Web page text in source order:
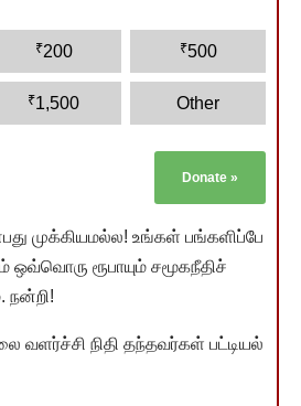
₹200 ₹500
₹1,500 Other
Donate »
முக்கியமல்ல! உங்கள் பங்களிப்பே
ஒவ்வொரு ரூபாயும் சமூகநீதிச்
நன்றி!
வளர்ச்சி நிதி தந்தவர்கள் பட்டியல்